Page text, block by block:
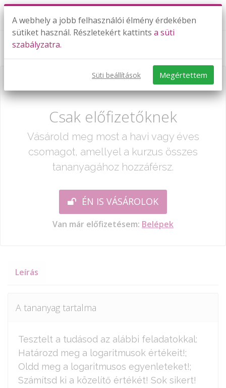
Már csak egy lépés:
Csak előfizetőknek
Vásárold meg most a havi vagy éves
csomagot, amellyel a kurzus összes
tananyagához hozzáférsz.
ÉN IS VÁSÁROLOK
Van már előfizetésem: Belépek
Leírás
A tananyag tartalma
Tesztelt a tudásod az alábbi feladatokkal:
Határozd meg a logaritmusok értékeit!;
Oldd meg a logaritmusos egyenleteket!;
Számítsd ki a közelítő értékét! Sok sikert!
A webhely a jobb felhasználói élmény érdekében
sütiket használ. Részletekért kattints a süti
szabályzatra.
Süti beállítások Megértettem